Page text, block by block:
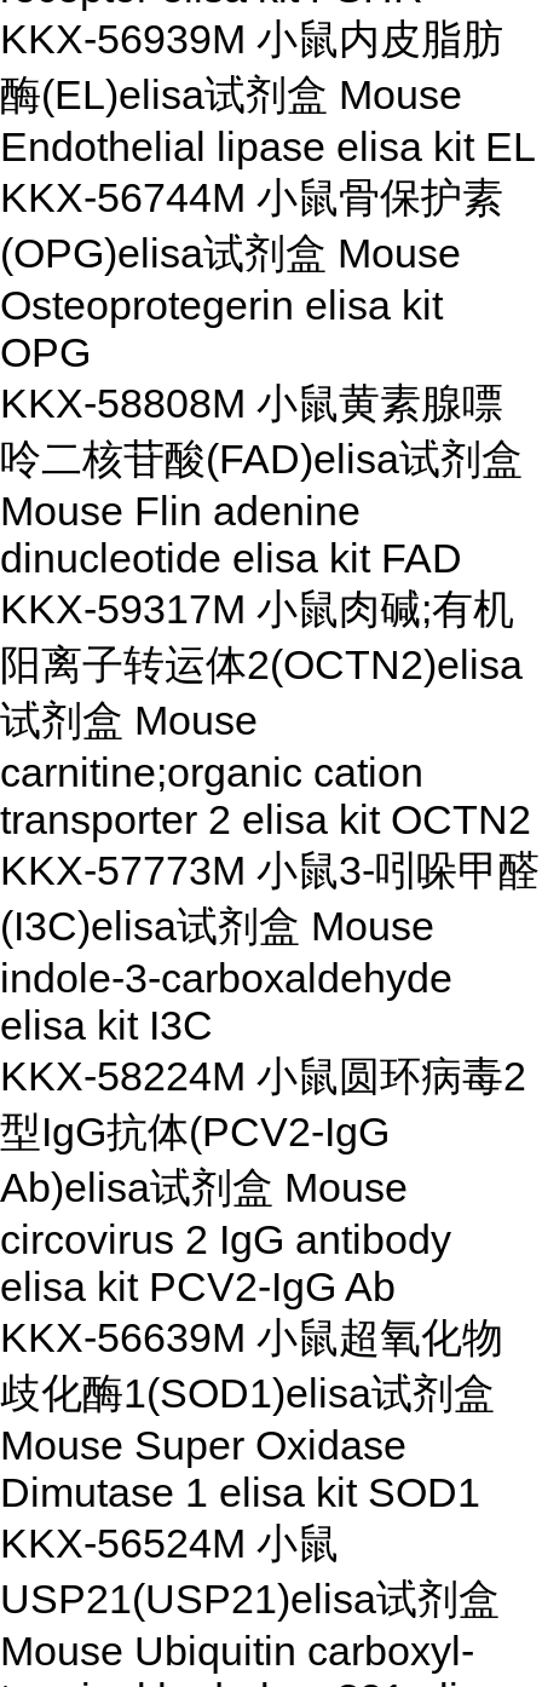
KKX-56939M 小鼠内皮脂肪
酶(EL)elisa试剂盒 Mouse
Endothelial lipase elisa kit EL
KKX-56744M 小鼠骨保护素
(OPG)elisa试剂盒 Mouse
Osteoprotegerin elisa kit
OPG
KKX-58808M 小鼠黄素腺嘌
呤二核苷酸(FAD)elisa试剂盒
Mouse Flin adenine
dinucleotide elisa kit FAD
KKX-59317M 小鼠肉碱;有机
阳离子转运体2(OCTN2)elisa
试剂盒 Mouse
carnitine;organic cation
transporter 2 elisa kit OCTN2
KKX-57773M 小鼠3-吲哚甲醛
(I3C)elisa试剂盒 Mouse
indole-3-carboxaldehyde
elisa kit I3C
KKX-58224M 小鼠圆环病毒2
型IgG抗体(PCV2-IgG
Ab)elisa试剂盒 Mouse
circovirus 2 IgG antibody
elisa kit PCV2-IgG Ab
KKX-56639M 小鼠超氧化物
歧化酶1(SOD1)elisa试剂盒
Mouse Super Oxidase
Dimutase 1 elisa kit SOD1
KKX-56524M 小鼠
USP21(USP21)elisa试剂盒
Mouse Ubiquitin carboxyl-